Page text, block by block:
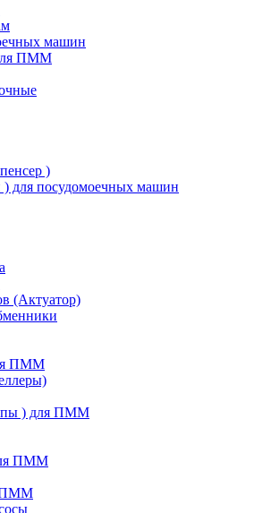
машин
ПММ
)
) для посудомоечных машин
(Актуатор)
ПММ
) для ПММ
ПММ
ПММ